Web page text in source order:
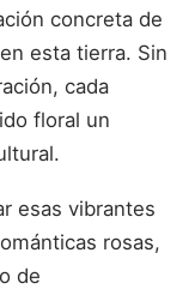
concreta de
esta tierra. Sin
cada
floral un
esas vibrantes
rosas,
de